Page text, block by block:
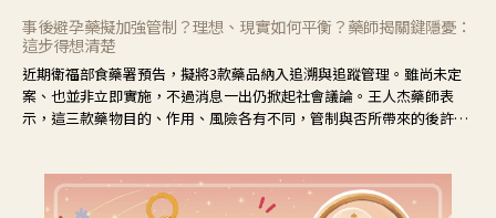
事後避孕藥擬加強管制？理想、現實如何平衡？藥師揭關鍵隱憂：
這步得想清楚
近期衛福部食藥署預告，擬將3款藥品納入追溯與追蹤管理。雖尚未定
案、也並非立即實施，不過消息一出仍掀起社會議論。王人杰藥師表
示，這三款藥物目的、作用、風險各有不同，管制與否所帶來的後許影